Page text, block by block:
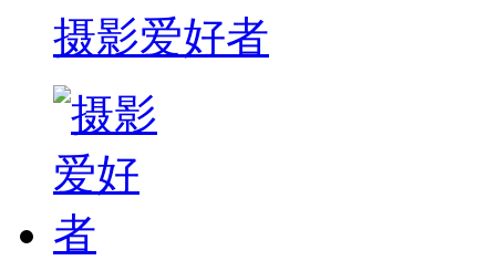
摄影爱好者